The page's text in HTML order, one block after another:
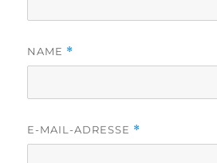
NAME *
E-MAIL-ADRESSE *